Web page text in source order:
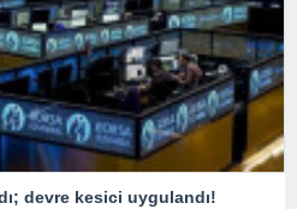
devre kesici uygulandı!